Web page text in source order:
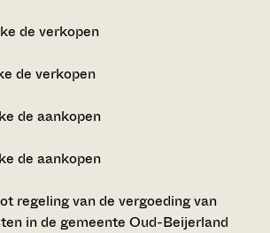
de verkopen
de verkopen
de aankopen
de aankopen
regeling van de vergoeding van
in de gemeente Oud-Beijerland